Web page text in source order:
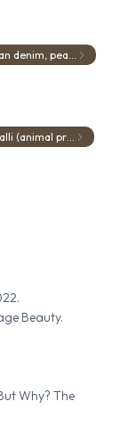
denim, pea…
(animal pr…
Beauty.
Why? The